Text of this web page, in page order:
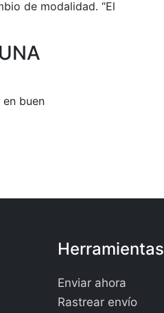
de modalidad. “El
buen
Herramientas
Enviar ahora
Rastrear envío